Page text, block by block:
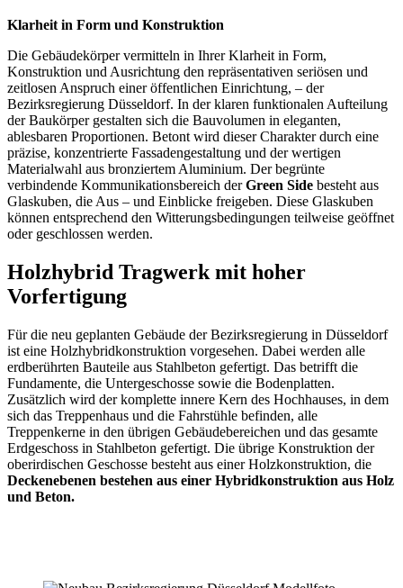
Klarheit in Form und Konstruktion
Die Gebäudekörper vermitteln in Ihrer Klarheit in Form,
Konstruktion und Ausrichtung den repräsentativen seriösen und
zeitlosen Anspruch einer öffentlichen Einrichtung, – der
Bezirksregierung Düsseldorf. In der klaren funktionalen Aufteilung
der Baukörper gestalten sich die Bauvolumen in eleganten,
ablesbaren Proportionen. Betont wird dieser Charakter durch eine
präzise, konzentrierte Fassadengestaltung und der wertigen
Materialwahl aus bronziertem Aluminium. Der begrünte
verbindende Kommunikationsbereich derGreen Side besteht aus
Glaskuben, die Aus – und Einblicke freigeben. Diese Glaskuben
können entsprechend den Witterungsbedingungen teilweise geöffnet
oder geschlossen werden.
Holzhybrid Tragwerk mit hoher
Vorfertigung
Für die neu geplanten Gebäude der Bezirksregierung in Düsseldorf
ist eine Holzhybridkonstruktion vorgesehen. Dabei werden alle
erdberührten Bauteile aus Stahlbeton gefertigt. Das betrifft die
Fundamente, die Untergeschosse sowie die Bodenplatten.
Zusätzlich wird der komplette innere Kern des Hochhauses, in dem
sich das Treppenhaus und die Fahrstühle befinden, alle
Treppenkerne in den übrigen Gebäudebereichen und das gesamte
Erdgeschoss in Stahlbeton gefertigt. Die übrige Konstruktion der
oberirdischen Geschosse besteht aus einer Holzkonstruktion, die
Deckenebenen bestehen aus einer Hybridkonstruktion aus Holz
und Beton.